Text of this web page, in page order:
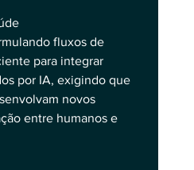
fluxos de
para integrar
por IA, exigindo que
novos
entre humanos e